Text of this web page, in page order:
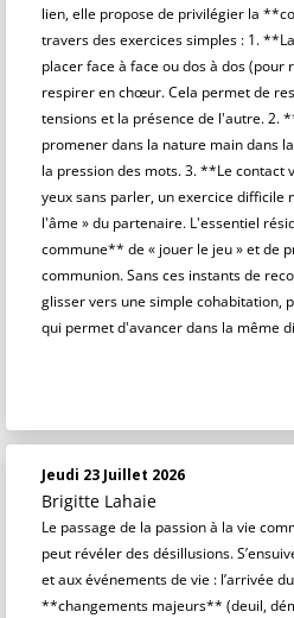
lien, elle propose de privilégier la
travers des exercices simples : 1.
placer face à face ou dos à dos
respirer en chœur. Cela permet de
tensions et la présence de l'autre. 2.
promener dans la nature main dans
la pression des mots. 3. **Le contact
yeux sans parler, un exercice difficile
l'âme » du partenaire. L'essentiel
commune** de « jouer le jeu » et de
communion. Sans ces instants de
glisser vers une simple cohabitation,
qui permet d'avancer dans la même
Jeudi 23 Juillet 2026
Brigitte Lahaie
Le passage de la passion à la vie
peut révéler des désillusions.
et aux événements de vie : l’arrivée
**changements majeurs** (deuil,